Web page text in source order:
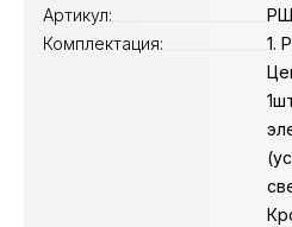
Артикул:
Комплектация:
1.